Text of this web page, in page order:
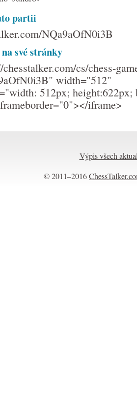
partii
NQa9aOfN0i3B
své stránky
cs/chess-
width="512"
512px; height:622px;
iframe>
Výpis všech
© 2011–2016